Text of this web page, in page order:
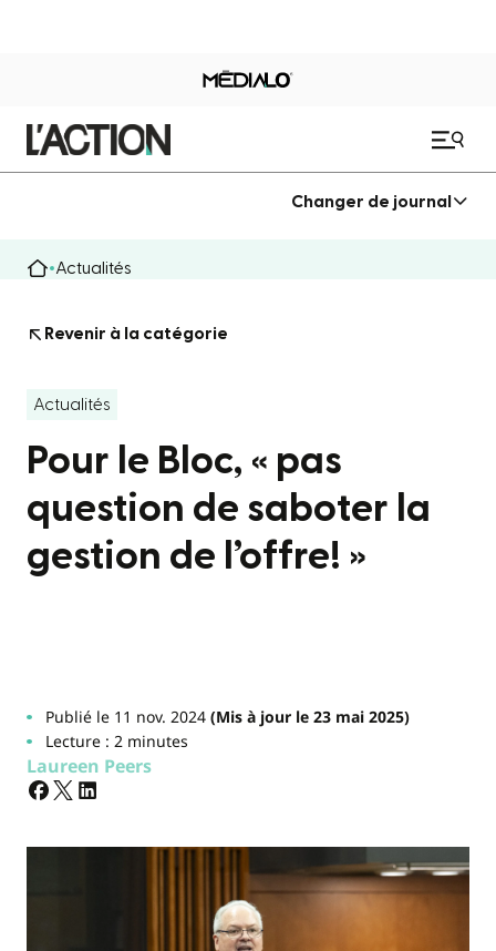
Changer de journal
Actualités
Revenir à la catégorie
Actualités
Pour le Bloc, « pas
question de saboter la
gestion de l’offre! »
Publié le 11 nov. 2024(Mis à jour le 23 mai 2025)
Lecture : 2 minutes
Laureen Peers